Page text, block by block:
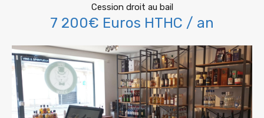
Cession droit au bail
7 200€ Euros HTHC / an